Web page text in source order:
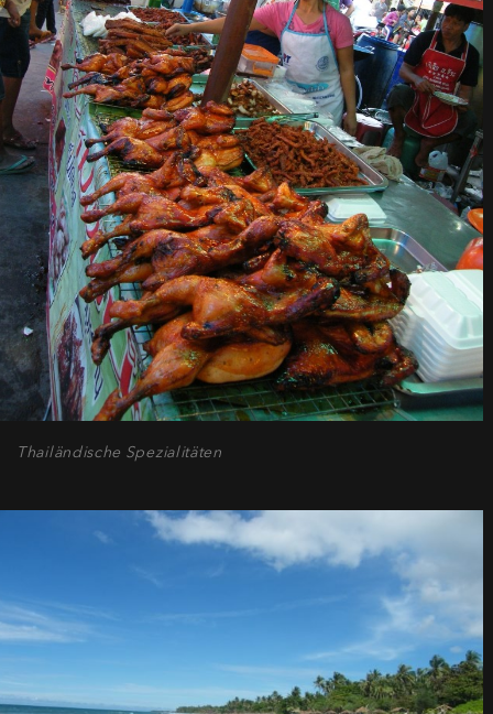
Thailändische Spezialitäten